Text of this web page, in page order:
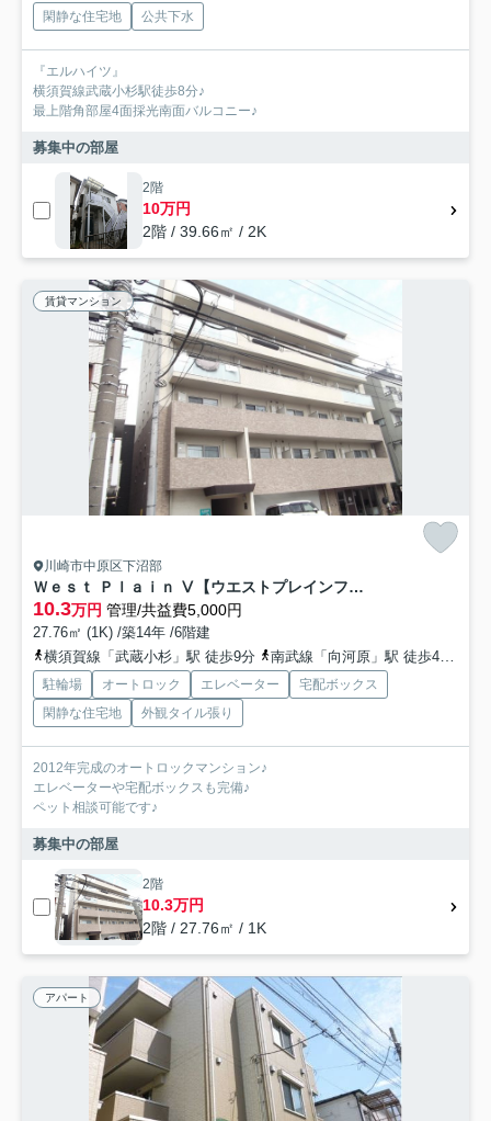
閑静な住宅地 公共下水
『エルハイツ』
横須賀線武蔵小杉駅徒歩8分♪
最上階角部屋4面採光南面バルコニー♪
募集中の部屋
2階
10万円
2階 / 39.66㎡ / 2K
賃貸マンション
川崎市中原区下沼部
Ｗｅｓｔ Ｐｌａｉｎ Ⅴ【ウエストプレインファイブ】
10.3万円 管理/共益費5,000円
27.76㎡ (1K) /築14年 /6階建
横須賀線「武蔵小杉」駅 徒歩9分
南武線「向河原」駅 徒歩4分
駐輪場 オートロック エレベーター
宅配ボックス
閑静な住宅地
外観タイル張り
2012年完成のオートロックマンション♪
エレベーターや宅配ボックスも完備♪
ペット相談可能です♪
募集中の部屋
2階
10.3万円
2階 / 27.76㎡ / 1K
アパート